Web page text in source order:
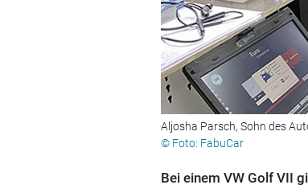
Aljosha Parsch, Sohn des
© Foto: FabuCar
Bei einem VW Golf VII